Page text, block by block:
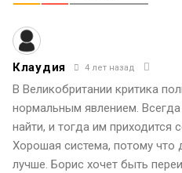
Клаудия 4 лет назад
В Великобритании критика
нормальным явлением.
найти, и тогда им приходится
Хорошая система, потому что
лучше. Борис хочет быть